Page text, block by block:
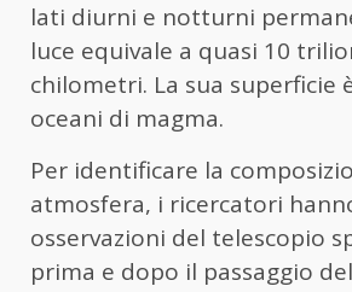
lati diurni e notturni
luce equivale a quasi 10
chilometri. La sua superficie
oceani di magma.
Per identificare la
atmosfera, i ricercatori
osservazioni del telescopio
prima e dopo il passaggio